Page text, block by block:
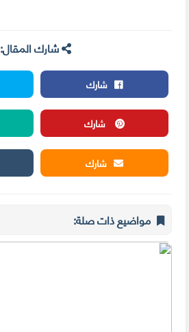
شارك المقال:
شارك
شارك
شارك
مواضيع ذات صلة: